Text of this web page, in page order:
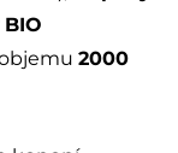
BIO
2000